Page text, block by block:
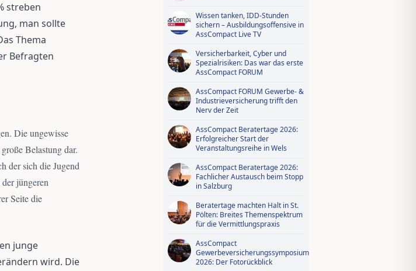
streben
man sollte
Thema
Befragten
Die ungewisse
Belastung dar.
der sich die Jugend
jüngeren
Seite die
junge
wird. Die
Wissen tanken, IDD-Stunden
sichern – Ausbildungsoffensive in
AssCompact Live TV
Versicherbarkeit, Cyber und
Spezialrisiken: Das war das erste
AssCompact FORUM
AssCompact FORUM Gewerbe- &
Industrieversicherung trifft den
Nerv der Zeit
AssCompact Beratertage 2026:
Erfolgreicher Start der
Veranstaltungsreihe in Wels
AssCompact Beratertage 2026:
Fachlicher Austausch beim Stopp
in Salzburg
Beratertage machten Halt in St.
Pölten: Breites Themenspektrum
für die Vermittlungspraxis
AssCompact
Gewerbeversicherungssymposium
2026: Der Fotorückblick